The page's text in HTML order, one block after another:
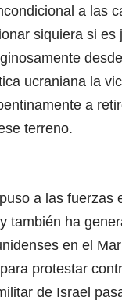
a las
siquiera si
ucraniana la
a
terreno.
a las
también ha
en el
protestar
de Israel